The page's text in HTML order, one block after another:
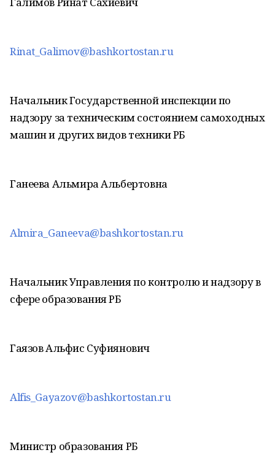
Rinat_Galimov@bashkortostan.ru
Начальник Государственной инспекции по
надзору за техническим состоянием самоходных
машин и других видов техники РБ
Ганеева Альмира Альбертовна
Almira_Ganeeva@bashkortostan.ru
Начальник Управления по контролю и надзору в
сфере образования РБ
Гаязов Альфис Суфиянович
Alfis_Gayazov@bashkortostan.ru
Министр образования РБ